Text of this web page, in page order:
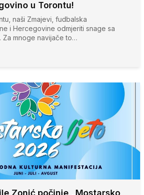
u Torontu!
naši Zmajevi, fudbalska
i Hercegovine odmjeriti snage sa
Za mnoge navijače to…
Zonić počinje „Mostarsko